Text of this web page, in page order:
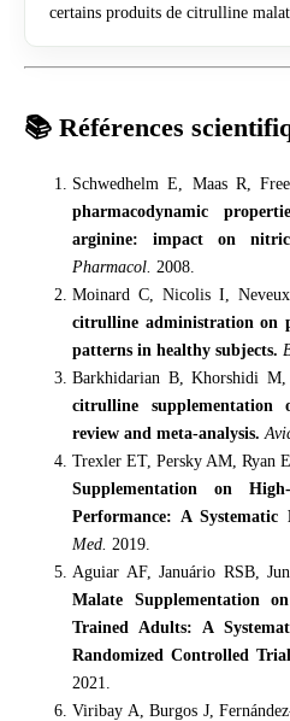
certains produits de citrulline
📚 Références
Schwedhelm E, Maas R,
pharmacodynamic
arginine: impact on
Pharmacol. 2008.
Moinard C, Nicolis I,
citrulline administration on
patterns in healthy subjects.
Barkhidarian B, Khorshidi
citrulline supplementation
review and meta-analysis.
Trexler ET, Persky AM, Ryan
Supplementation on
Performance: A Systematic
Med. 2019.
Aguiar AF, Januário RSB,
Malate Supplementation
Trained Adults: A
Randomized Controlled
2021.
Viribay A, Burgos J,